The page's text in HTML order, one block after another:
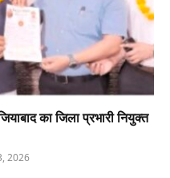
का जिला प्रभारी नियुक्त
2026